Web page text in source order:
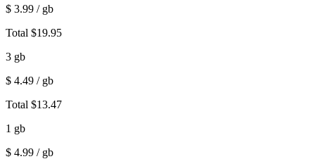
$ 3.99 / gb
Total $19.95
3 gb
$ 4.49 / gb
Total $13.47
1 gb
$ 4.99 / gb